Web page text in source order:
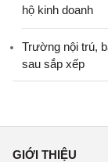
hộ kinh doanh
Trường nội trú,
sau sắp xếp
GIỚI THIỆU